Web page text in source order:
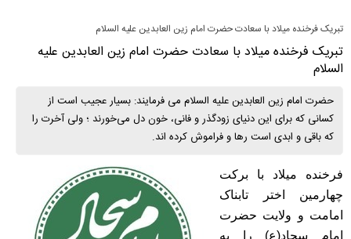
تبریک فرخنده میلاد با سعادت حضرت امام زین العابدین علیه السلام
تبریک فرخنده میلاد با سعادت حضرت امام زین العابدین علیه
السلام
حضرت امام زین العابدین علیه السلام می فرمایند: بسیار عجیب است از
كسانی كه برای این دنیای زودگذر و فانی، خون دل می‌خورند ؛ ولی ‏آخرت را
كه باقی و ابدی است رها و فراموش كرده اند.
فرخنده میلاد با برکت
چهارمین اختر تابناک
امامت و ولایت حضرت
امام سجاد(ع) را به